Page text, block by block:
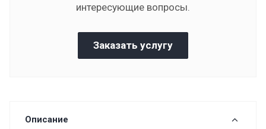
интересующие вопросы.
Заказать услугу
Описание